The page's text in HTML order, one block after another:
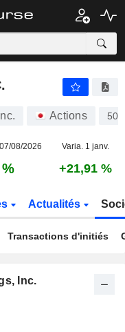
Actions
08/2026 Varia. 1 janv.
+21,91 %
Actualités
Transactions d'initiés
Inc.